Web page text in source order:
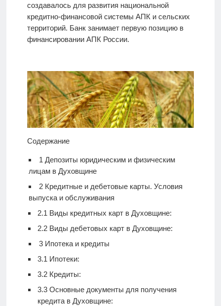
создавалось для развития национальной
кредитно-финансовой системы АПК и сельских
территорий. Банк занимает первую позицию в
финансировании АПК России.
Содержание
1 Депозиты юридическим и физическим
лицам в Духовщине
2Кредитные и дебетовые карты. Условия
выпуска и обслуживания
2.1 Виды кредитных карт в Духовщине:
2.2Виды дебетовых карт в Духовщине:
3Ипотека и кредиты
3.1 Ипотеки:
3.2Кредиты:
3.3Основные документы для получения
кредита в Духовщине: